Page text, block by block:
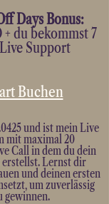
Days Bonus:
du bekommst 7
Support
Buchen
und ist mein Live
mit maximal 20
Call in dem du dein
erstellst.Lernst dir
und deinen ersten
um zuverlässig
gewinnen.